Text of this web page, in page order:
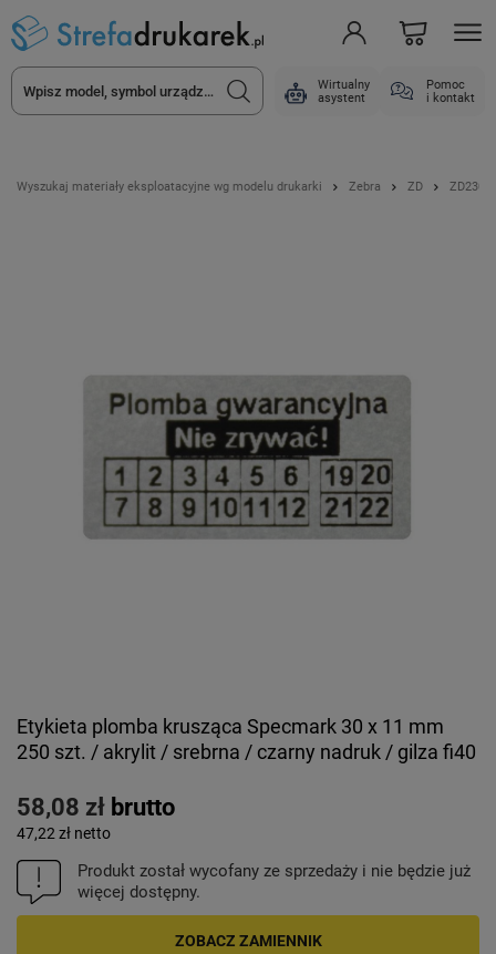
Wirtualny
asystent
Pomoc
i kontakt
Wyszukaj materiały eksploatacyjne wg modelu drukarki Zebra ZD ZD230T
Etykieta plomba krusząca Specmark 30 x 11 mm
250 szt. / akrylit / srebrna / czarny nadruk / gilza fi40
58,08 zł brutto
47,22 zł netto
Produkt został wycofany ze sprzedaży i nie będzie już
więcej dostępny.
ZOBACZ ZAMIENNIK